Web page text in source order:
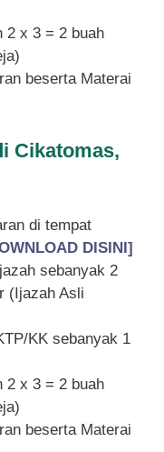
2 x 3 = 2 buah
beserta Materai
Cikatomas,
di tempat
DISINI]
sebanyak 2
(Ijazah Asli
KK sebanyak 1
2 x 3 = 2 buah
beserta Materai